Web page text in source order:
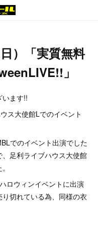
）「実質無料
」
います!!
ス大使館Lでのイベント
でのイベント出演でした
足利ライブハウス大使館
ロウィンイベントに出演
切れている為、同様の衣